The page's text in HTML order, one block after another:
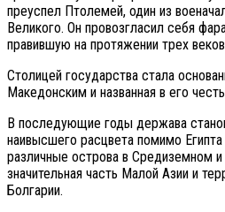
преуспел Птолемей, один из
Великого. Он провозгласил себя
правившую на протяжении трех
Столицей государства стала
Македонским и названная в его
В последующие годы держава
наивысшего расцвета помимо
различные острова в Средиземном
значительная часть Малой Азии и
Болгарии.